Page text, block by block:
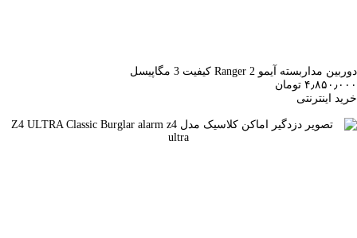
دوربین مداربسته آیمو Ranger 2 کیفیت 3 مگاپیسل
۴٫۸۵۰٫۰۰۰ تومان
خرید اینترنتی